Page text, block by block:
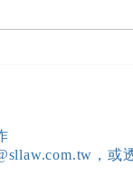
擔任移工
，